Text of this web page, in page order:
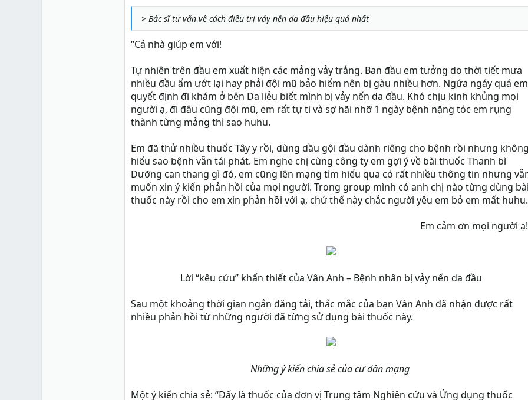
> Bác sĩ tư vấn về cách điều trị vảy nến da đầu hiệu quả nhất
“Cả nhà giúp em với!
Tự nhiên trên đầu em xuất hiện các mảng vảy trắng. Ban đầu em tưởng do thời tiết mưa
nhiều đầu ẩm ướt lại hay phải đội mũ bảo hiểm nên bị gàu nhiều hơn. Ngứa ngáy quá em
quyết định đi khám ở bên Da liễu biết mình bị vảy nến da đầu. Khó chịu kinh khủng mọi
người ạ, đi đâu cũng đội mũ, em rất tự ti và sợ hãi nhỡ 1 ngày bệnh nặng tóc em rụng
thành từng mảng thì sao huhu.
Em đã thử nhiều thuốc Tây y rồi, dùng dầu gội đầu dành riêng cho bệnh rồi nhưng
hiểu sao bệnh vẫn tái phát. Em nghe chị cùng công ty em gợi ý về bài thuốc Thanh bì
Dưỡng can thang gì đó, em cũng lên mạng tìm hiểu qua có rất nhiều thông tin nhưng
muốn xin ý kiến phản hồi của mọi người. Trong group mình có anh chị nào từng dùng
thuốc này rồi cho em xin phản hồi với ạ, chứ thế này chắc người yêu em bỏ em mất huhu.
Em cảm ơn mọi người
Lời “kêu cứu” khẩn thiết của Vân Anh – Bệnh nhân bị vảy nến da đầu​
Sau một khoảng thời gian ngắn đăng tải, thắc mắc của bạn Vân Anh đã nhận được rất
nhiều phản hồi từ những người đã từng sử dụng bài thuốc này.
Những ý kiến chia sẻ của cư dân mạng
Một ý kiến chia sẻ: “Đấy là thuốc của đơn vị Trung tâm Nghiên cứu và Ứng dụng thuốc